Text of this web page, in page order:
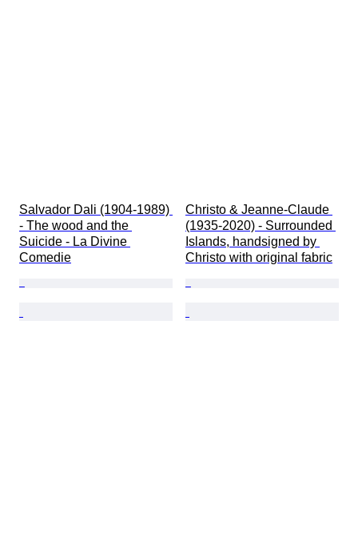
Salvador Dali (1904-1989)
- The wood and the
Suicide - La Divine
Comedie
Christo & Jeanne-Claude
(1935-2020) - Surrounded
Islands, handsigned by
Christo with original fabric